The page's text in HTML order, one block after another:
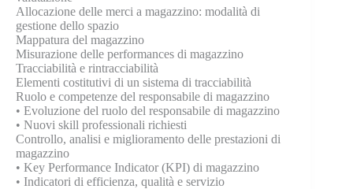
Allocazione delle merci a magazzino: modalità di
gestione dello spazio
Mappatura del magazzino
Misurazione delle performances di magazzino
Tracciabilità e rintracciabilità
Elementi costitutivi di un sistema di tracciabilità
Ruolo e competenze del responsabile di magazzino
• Evoluzione del ruolo del responsabile di magazzino
• Nuovi skill professionali richiesti
Controllo, analisi e miglioramento delle prestazioni di
magazzino
• Key Performance Indicator (KPI) di magazzino
• Indicatori di efficienza, qualità e servizio